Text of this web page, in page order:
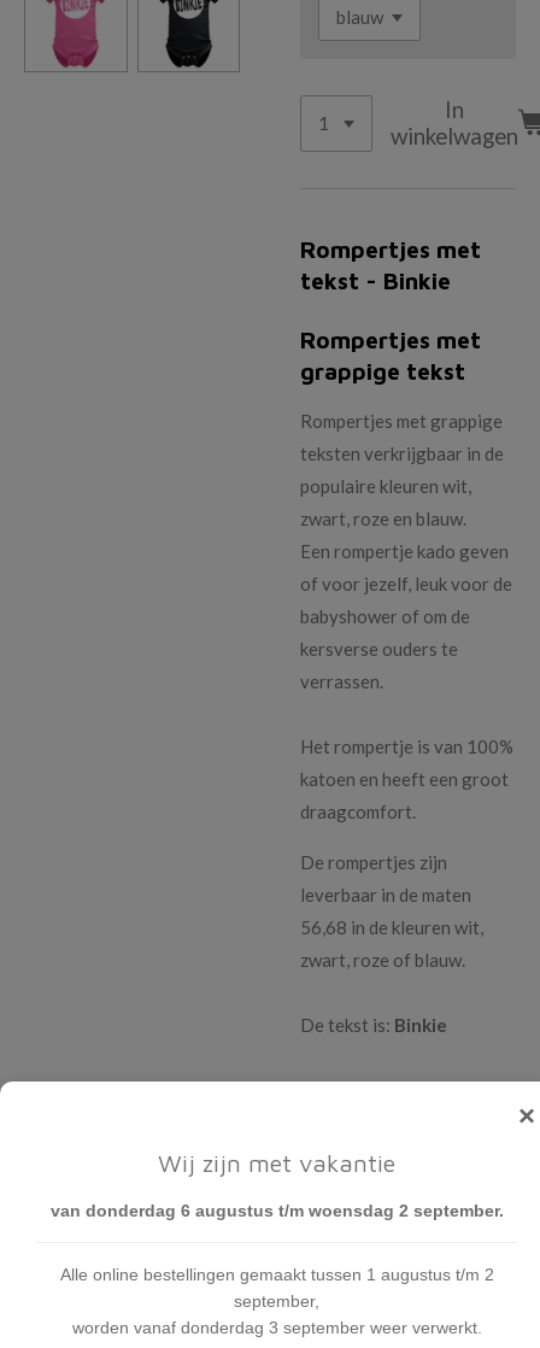
In
winkelwagen
Rompertjes met
tekst - Binkie
Rompertjes met
grappige tekst
Rompertjes met grappige
teksten verkrijgbaar in de
populaire kleuren wit,
zwart, roze en blauw.
Een rompertje kado geven
of voor jezelf, leuk voor de
babyshower of om de
kersverse ouders te
verrassen.
Het rompertje is van 100%
katoen en heeft een groot
draagcomfort.
De rompertjes zijn
leverbaar in de maten
56,68 in de kleuren wit,
zwart, roze of blauw.
De tekst is: Binkie
kwaliteit rompertjes? Dan
ben je bij De
juiste adres. Rompertjes
voorzien van de leukste
teksten die de kerverse
×
Wij zijn met vakantie
van donderdag 6 augustus t/m woensdag 2 september.
Alle online bestellingen gemaakt tussen 1 augustus t/m 2
september,
worden vanaf donderdag 3 september weer verwerkt.